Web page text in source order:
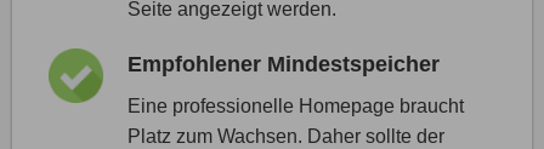
Seite angezeigt werden.
Empfohlener Mindestspeicher
Eine professionelle Homepage braucht
Platz zum Wachsen. Daher sollte der